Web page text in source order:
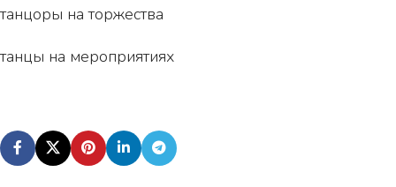
танцоры на торжества
танцы на мероприятиях